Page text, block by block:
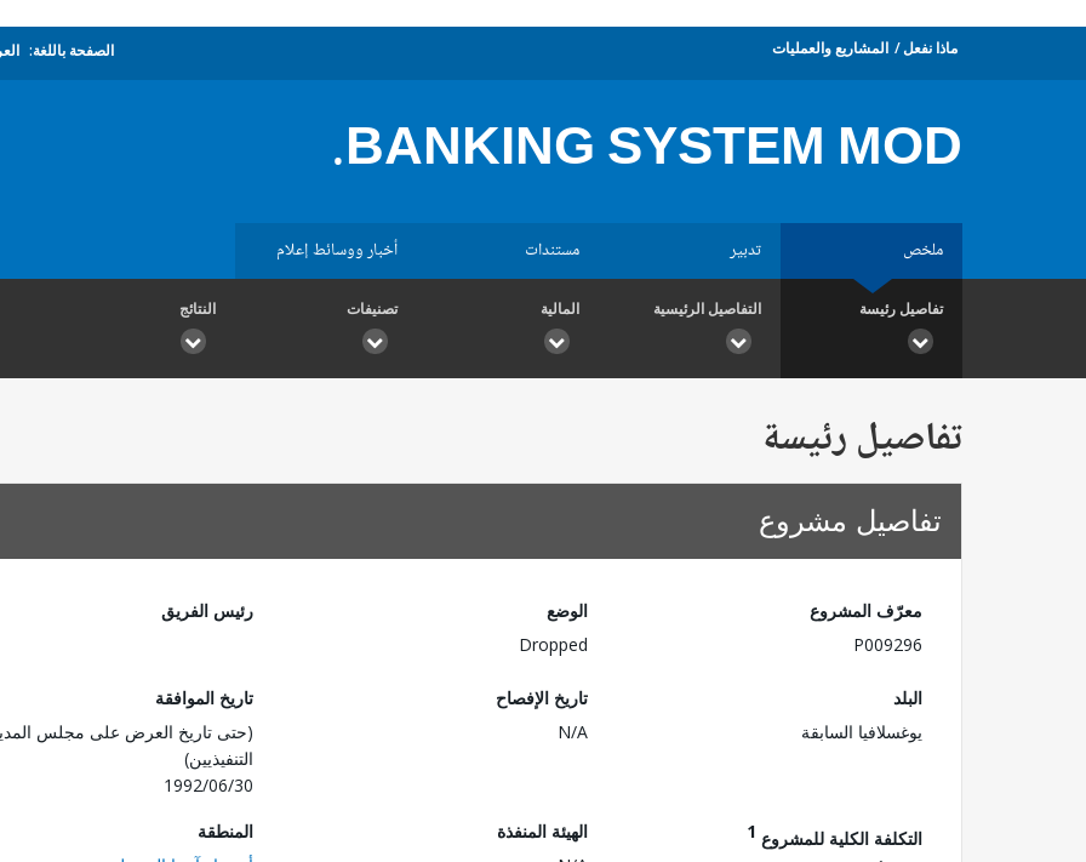
ماذا نفعل المشاريع والعمليات الصفحة باللغة:
BANKING SYSTEM MOD.
ملخص تدبير مستندات أخبار ووسائط إعلام
تفاصيل رئيسة التفاصيل الرئيسية المالية تصنيفات النتائج
تفاصيل رئيسة
تفاصيل مشروع
معرّف المشروع
P009296
الوضع
Dropped
رئيس الفريق
البلد
يوغسلافيا السابقة
تاريخ الإفصاح
N/A
تاريخ الموافقة
(حتى تاريخ العرض على مجلس
التنفيذيين)
1992/06/30
التكلفة الكلية للمشروع 1
الهيئة المنفذة
المنطقة